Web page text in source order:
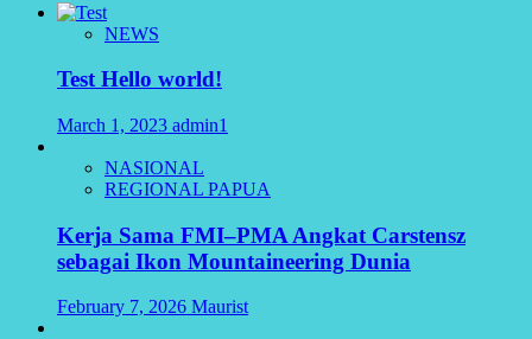
NEWS
Test Hello world!
March 1, 2023 admin1
NASIONAL
REGIONAL PAPUA
Kerja Sama FMI–PMA Angkat Carstensz
sebagai Ikon Mountaineering Dunia
February 7, 2026 Maurist